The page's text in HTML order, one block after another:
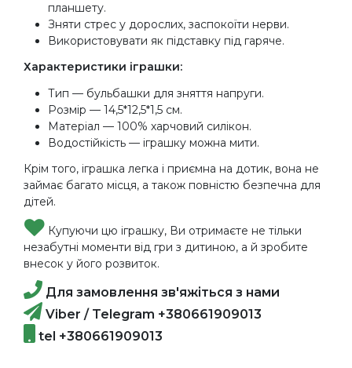
планшету.
Зняти стрес у дорослих, заспокоїти нерви.
Використовувати як підставку під гаряче.
Характеристики іграшки:
Тип — бульбашки для зняття напруги.
Розмір — 14,5*12,5*1,5 см.
Матеріал — 100% харчовий силікон.
Водостійкість — іграшку можна мити.
Крім того, іграшка легка і приємна на дотик, вона не
займає багато місця, а також повністю безпечна для
дітей.
Купуючи цю іграшку, Ви отримаєте не тільки
незабутні моменти від гри з дитиною, а й зробите
внесок у його розвиток.
Для замовлення зв'яжіться з нами
Viber / Telegram +380661909013
tel +380661909013